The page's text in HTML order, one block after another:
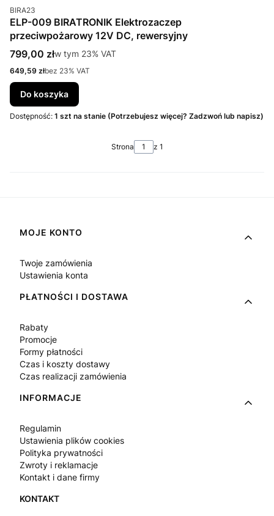
Kod produktu
BIRA23
ELP-009 BIRATRONIK Elektrozaczep
przeciwpożarowy 12V DC, rewersyjny
Cena brutto
799,00 złw tym %s VAT
w tym 23% VAT
Cena netto
649,59 złbez 23% VAT
Do koszyka
Dostępność: 1 szt na stanie (Potrzebujesz więcej? Zadzwoń lub napisz)
Strona z 1
Linki w stopce
MOJE KONTO
Twoje zamówienia
Ustawienia konta
PŁATNOŚCI I DOSTAWA
Rabaty
Promocje
Formy płatności
Czas i koszty dostawy
Czas realizacji zamówienia
INFORMACJE
Regulamin
Ustawienia plików cookies
Polityka prywatności
Zwroty i reklamacje
Kontakt i dane firmy